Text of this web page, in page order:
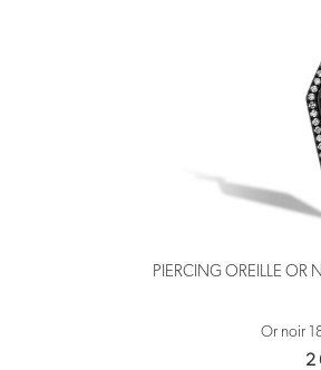
PIERCING OREILLE OR
Or noir
2